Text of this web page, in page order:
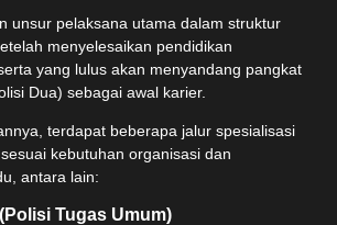
unsur pelaksana utama dalam struktur
menyelesaikan pendidikan
yang lulus akan menyandang pangkat
Dua) sebagai awal karier.
terdapat beberapa jalur spesialisasi
kebutuhan organisasi dan
antara lain:
Tugas Umum)